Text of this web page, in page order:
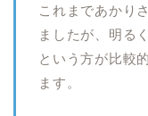
これまであかり
ましたが、明る
という方が比較
ます。